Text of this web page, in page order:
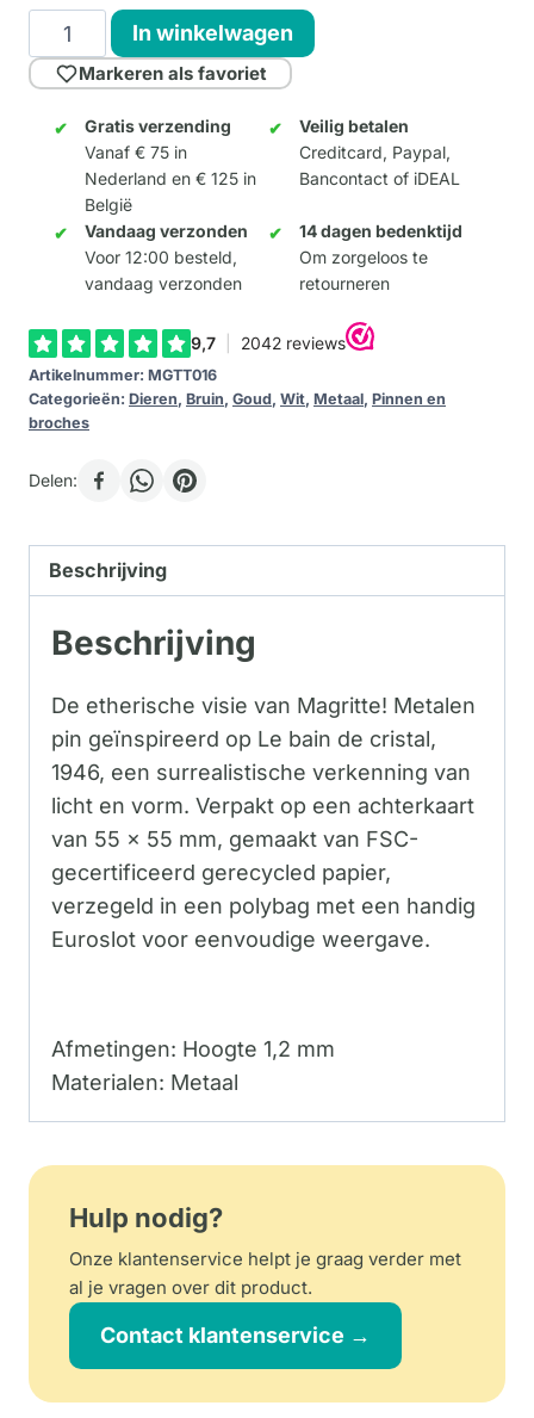
Magritte
-
Le
bain
cristal
aantal
In winkelwagen
Markeren als favoriet
Gratis verzending
Vanaf € 75 in
Nederland en € 125 in
België
Veilig betalen
Creditcard, Paypal,
Bancontact of iDEAL
Vandaag verzonden
Voor 12:00 besteld,
vandaag verzonden
14 dagen bedenktijd
Om zorgeloos te
retourneren
Artikelnummer: MGTT016
Categorieën: Dieren, Bruin, Goud, Wit, Metaal, Pinnen en
broches
Delen:
Beschrijving
Beschrijving
De etherische visie van Magritte! Metalen
pin geïnspireerd op Le bain de cristal,
1946, een surrealistische verkenning van
licht en vorm. Verpakt op een achterkaart
van 55 x 55 mm, gemaakt van FSC-
gecertificeerd gerecycled papier,
verzegeld in een polybag met een handig
Euroslot voor eenvoudige weergave.
Afmetingen: Hoogte 1,2 mm
Materialen: Metaal
Hulp nodig?
Onze klantenservice helpt je graag verder met
al je vragen over dit product.
Contact klantenservice →